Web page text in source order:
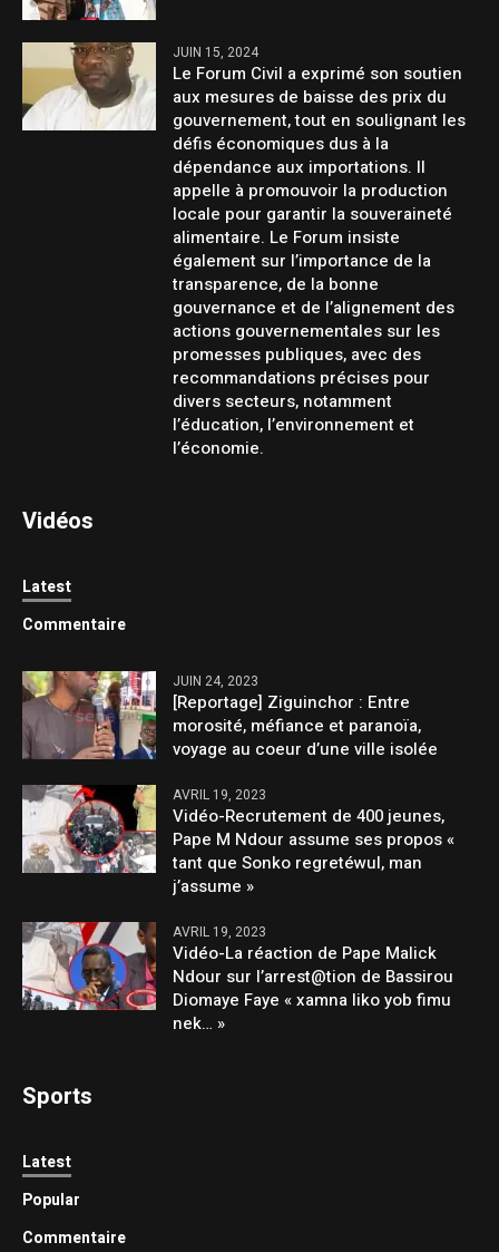
JUIN 15, 2024
Le Forum Civil a exprimé son soutien
aux mesures de baisse des prix du
gouvernement, tout en soulignant les
défis économiques dus à la
dépendance aux importations. Il
appelle à promouvoir la production
locale pour garantir la souveraineté
alimentaire. Le Forum insiste
également sur l’importance de la
transparence, de la bonne
gouvernance et de l’alignement des
actions gouvernementales sur les
promesses publiques, avec des
recommandations précises pour
divers secteurs, notamment
l’éducation, l’environnement et
l’économie.
Vidéos
Latest
Commentaire
JUIN 24, 2023
[Reportage] Ziguinchor : Entre
morosité, méfiance et paranoïa,
voyage au coeur d’une ville isolée
AVRIL 19, 2023
Vidéo-Recrutement de 400 jeunes,
Pape M Ndour assume ses propos «
tant que Sonko regretéwul, man
j’assume »
AVRIL 19, 2023
Vidéo-La réaction de Pape Malick
Ndour sur l’arrest@tion de Bassirou
Diomaye Faye « xamna liko yob fimu
nek… »
Sports
Latest
Popular
Commentaire